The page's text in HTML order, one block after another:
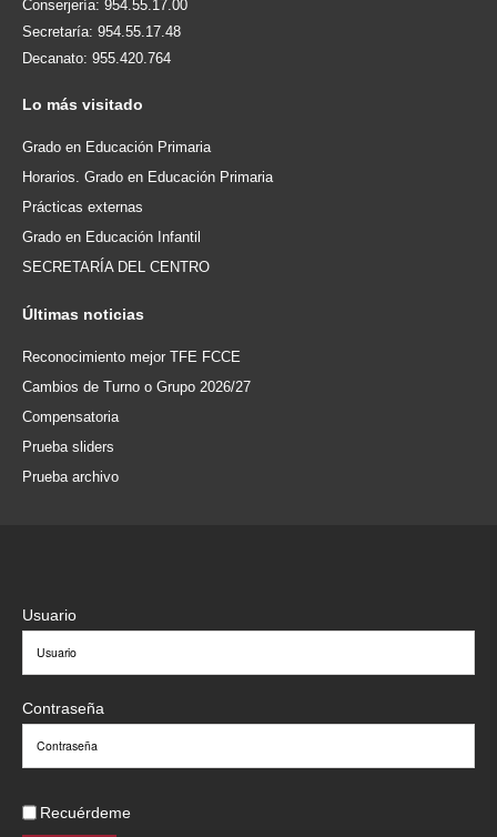
Conserjería: 954.55.17.00
Secretaría: 954.55.17.48
Decanato: 955.420.764
Lo más visitado
Grado en Educación Primaria
Horarios. Grado en Educación Primaria
Prácticas externas
Grado en Educación Infantil
SECRETARÍA DEL CENTRO
Últimas noticias
Reconocimiento mejor TFE FCCE
Cambios de Turno o Grupo 2026/27
Compensatoria
Prueba sliders
Prueba archivo
Usuario
Contraseña
Recuérdeme